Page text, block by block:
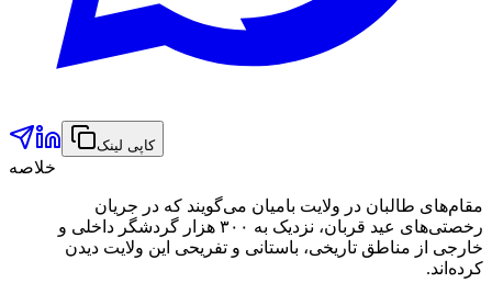
کاپی لینک
خلاصه
مقام‌های طالبان در ولایت بامیان می‌گویند که در جریان
رخصتی‌های عید قربان، نزدیک به ۳۰۰ هزار گردشگر داخلی و
خارجی از مناطق تاریخی، باستانی و تفریحی این ولایت دیدن
کرده‌اند.